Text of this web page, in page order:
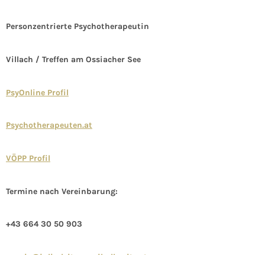
Personzentrierte Psychotherapeutin
Villach / Treffen am Ossiacher See
PsyOnline Profil
Psychotherapeuten.at
VÖPP Profil
Termine nach Vereinbarung:
+43 664 30 50 903